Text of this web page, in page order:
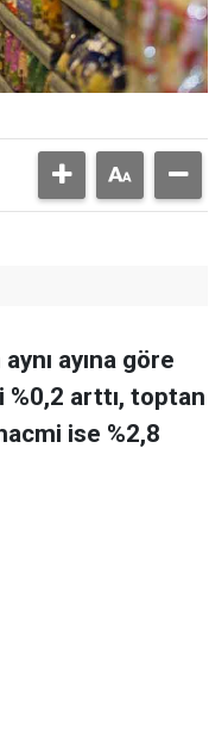
ayına göre
%0,2 arttı, toptan
ise %2,8